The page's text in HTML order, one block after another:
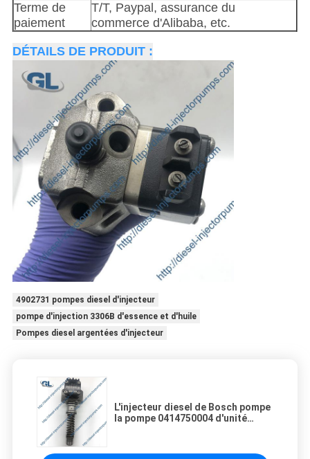
Terme de
paiement
T/T, Paypal, assurance du
commerce d'Alibaba, etc.
DÉTAILS DE PRODUIT :
4902731 pompes diesel d'injecteur
pompe d'injection 3306B d'essence et d'huile
Pompes diesel argentées d'injecteur
L'injecteur diesel de Bosch pompe
la pompe 0414750004 d'unité